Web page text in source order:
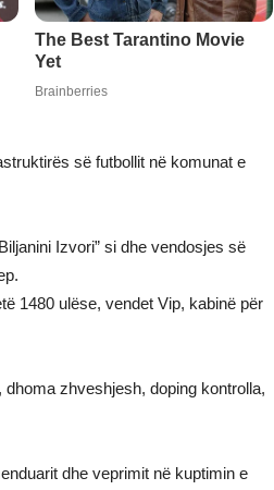
së futbollit në komunat e
Izvori” si dhe vendosjes së
1480 ulëse, vendet Vip, kabinë për
zhveshjesh, doping kontrolla,
dhe veprimit në kuptimin e